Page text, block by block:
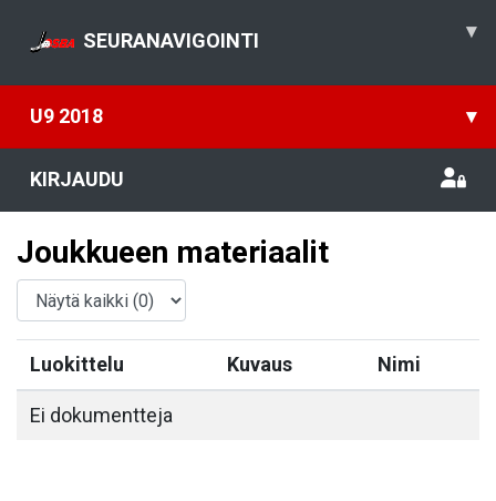
SEURANAVIGOINTI ▾
U9 2018 ▾
KIRJAUDU
Joukkueen materiaalit
Luokittelu Kuvaus Nimi
Ei dokumentteja